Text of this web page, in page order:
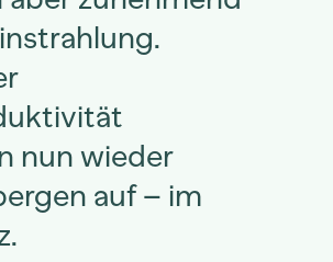
nun wieder
auf – im